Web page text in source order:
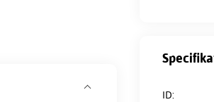
ID: